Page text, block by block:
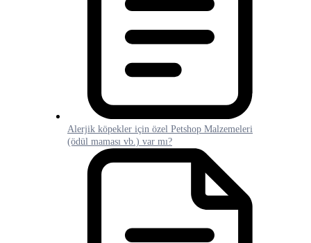
Alerjik köpekler için özel Petshop Malzemeleri
(ödül maması vb.) var mı?